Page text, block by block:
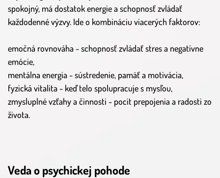
spokojný, má dostatok energie a schopnosť zvládať
každodenné výzvy. Ide o kombináciu viacerých faktorov:
emočná rovnováha - schopnosť zvládať stres a negatívne
emócie,
mentálna energia - sústredenie, pamäť a motivácia,
fyzická vitalita - keď telo spolupracuje s mysľou,
zmysluplné vzťahy a činnosti - pocit prepojenia a radosti zo
života.
Veda o psychickej pohode